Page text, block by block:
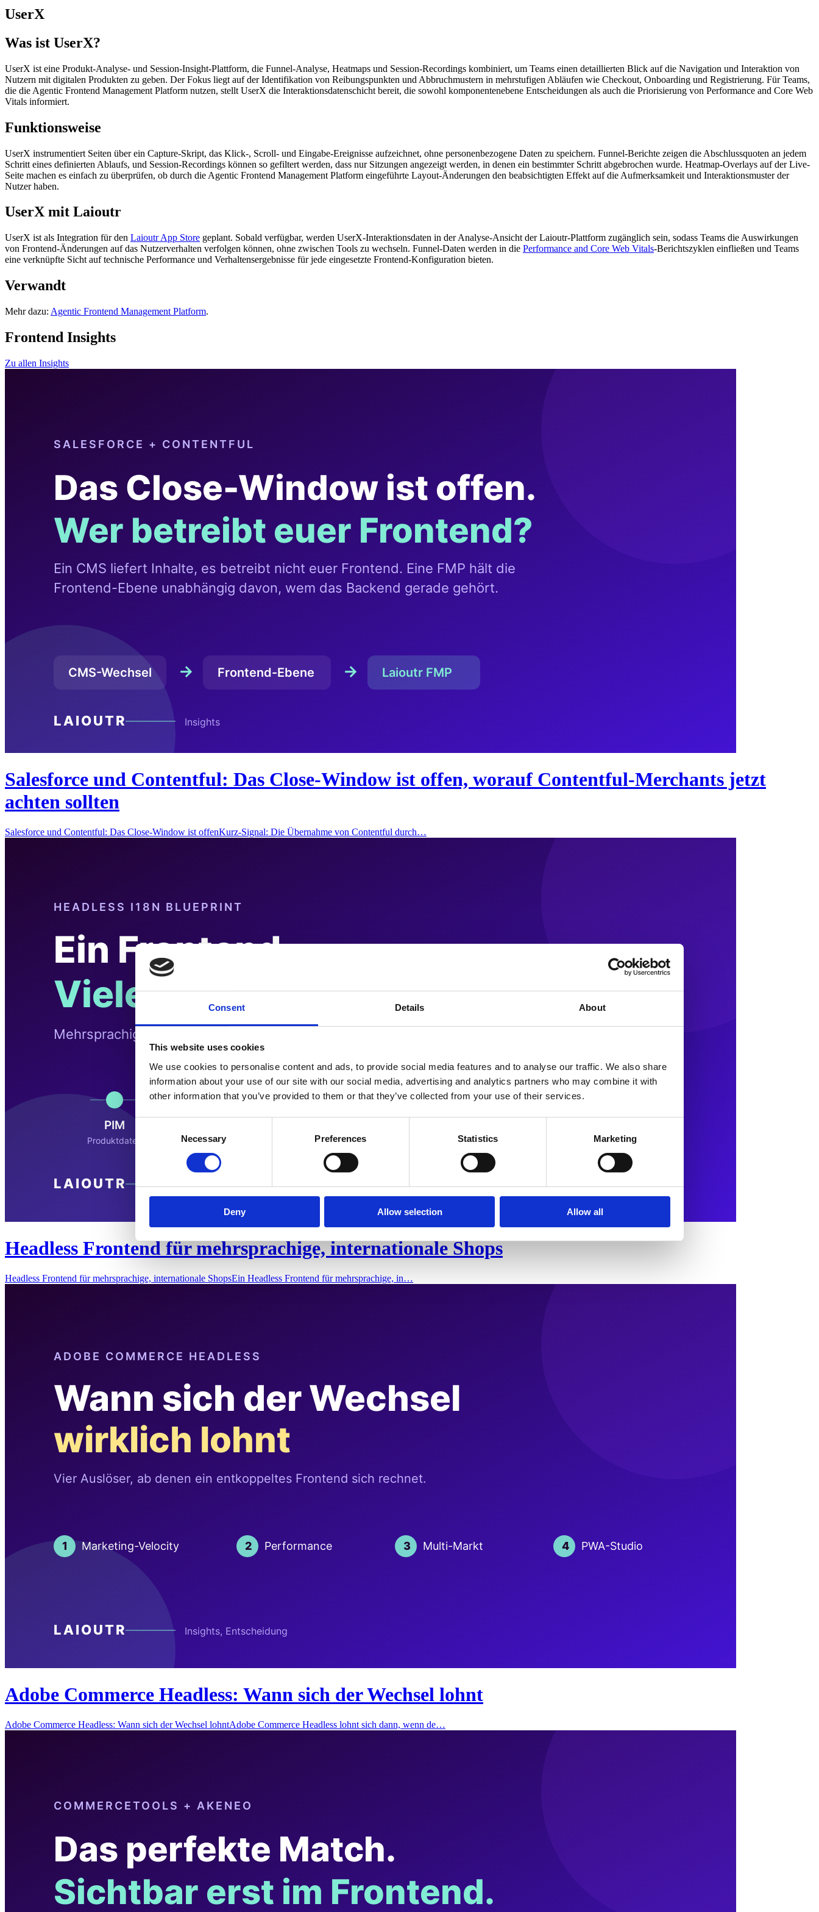
Consent Details About
This website uses cookies
We use cookies to personalise content and ads, to provide social media features and to analyse our traffic. We also share
information about your use of our site with our social media, advertising and analytics partners who may combine it with
other information that you’ve provided to them or that they’ve collected from your use of their services.
Selection
Necessary Preferences Statistics Marketing
Deny Allow selection Allow all
UserX
Was ist UserX?
UserX ist eine Produkt-Analyse- und Session-Insight-Plattform, die Funnel-Analyse, Heatmaps und Session-Recordings kombiniert, um Teams einen detaillierten Blick auf die Navigation und Interaktion von
Nutzern mit digitalen Produkten zu geben. Der Fokus liegt auf der Identifikation von Reibungspunkten und Abbruchmustern in mehrstufigen Abläufen wie Checkout, Onboarding und Registrierung. Für Teams,
die die Agentic Frontend Management Platform nutzen, stellt UserX die Interaktionsdatenschicht bereit, die sowohl komponentenebene Entscheidungen als auch die Priorisierung von Performance and Core Web
Vitals informiert.
Funktionsweise
UserX instrumentiert Seiten über ein Capture-Skript, das Klick-, Scroll- und Eingabe-Ereignisse aufzeichnet, ohne personenbezogene Daten zu speichern. Funnel-Berichte zeigen die Abschlussquoten an jedem
Schritt eines definierten Ablaufs, und Session-Recordings können so gefiltert werden, dass nur Sitzungen angezeigt werden, in denen ein bestimmter Schritt abgebrochen wurde. Heatmap-Overlays auf der Live-
Seite machen es einfach zu überprüfen, ob durch die Agentic Frontend Management Platform eingeführte Layout-Änderungen den beabsichtigten Effekt auf die Aufmerksamkeit und Interaktionsmuster der
Nutzer haben.
UserX mit Laioutr
UserX ist als Integration für den Laioutr App Store geplant. Sobald verfügbar, werden UserX-Interaktionsdaten in der Analyse-Ansicht der Laioutr-Plattform zugänglich sein, sodass Teams die Auswirkungen
von Frontend-Änderungen auf das Nutzerverhalten verfolgen können, ohne zwischen Tools zu wechseln. Funnel-Daten werden in die Performance and Core Web Vitals-Berichtszyklen einfließen und Teams
eine verknüpfte Sicht auf technische Performance und Verhaltensergebnisse für jede eingesetzte Frontend-Konfiguration bieten.
Verwandt
Mehr dazu: Agentic Frontend Management Platform.
Frontend Insights
Zu allen Insights
Salesforce und Contentful: Das Close-Window ist offen, worauf Contentful-Merchants jetzt
achten sollten
Salesforce und Contentful: Das Close-Window ist offenKurz-Signal: Die Übernahme von Contentful durch…
Headless Frontend für mehrsprachige, internationale Shops
Headless Frontend für mehrsprachige, internationale ShopsEin Headless Frontend für mehrsprachige, in…
Adobe Commerce Headless: Wann sich der Wechsel lohnt
Adobe Commerce Headless: Wann sich der Wechsel lohntAdobe Commerce Headless lohnt sich dann, wenn de…